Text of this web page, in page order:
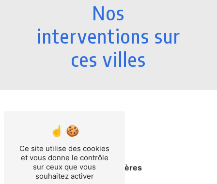
Nos
interventions sur
ces villes
Saint-Martin-d'Hères
Ce site utilise des cookies
et vous donne le contrôle
sur ceux que vous
souhaitez activer